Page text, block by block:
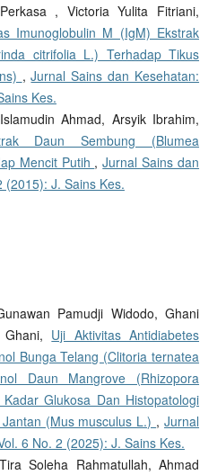
, Victoria Yulita Fitriani,
Imunoglobulin M (IgM) Ekstrak
citrifolia L.) Terhadap Tikus
,Jurnal Sains dan Kesehatan:
Kes.
Ahmad, Arsyik Ibrahim,
Daun Sembung (Blumea
Mencit Putih ,Jurnal Sains dan
(2015): J. Sains Kes.
Pamudji Widodo, Ghani
Uji Aktivitas Antidiabetes
Bunga Telang (Clitoria ternatea
Daun Mangrove (Rhizopora
Glukosa Dan Histopatologi
(Mus musculus L.) ,Jurnal
6 No. 2 (2025): J. Sains Kes.
Soleha Rahmatullah, Ahmad